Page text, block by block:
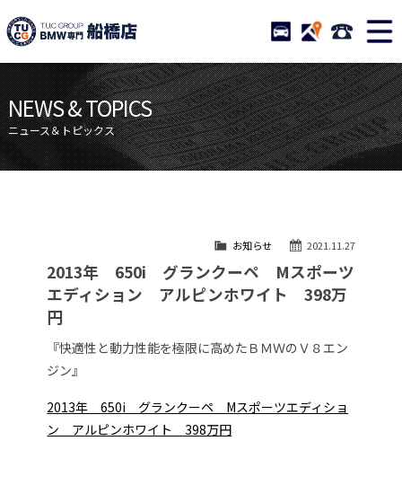
TUCグループ BMW専門 船
STOCK ACCESS 047-
ニュース
在庫リスト
目玉車両一覧
店舗紹介
保証＆サービス
アクセスマップ
自動車保険
TUCとは？
リクルート
会社概要
NEWS & TOPICS
ニュース＆トピックス
2021.11.27
お知らせ
2013年 650i グランクーペ Mスポーツ
エディション アルピンホワイト 398万
円
『快適性と動力性能を極限に高めたＢＭＷのＶ８エン
ジン』
2013年 650i グランクーペ Mスポーツエディショ
ン アルピンホワイト 398万円